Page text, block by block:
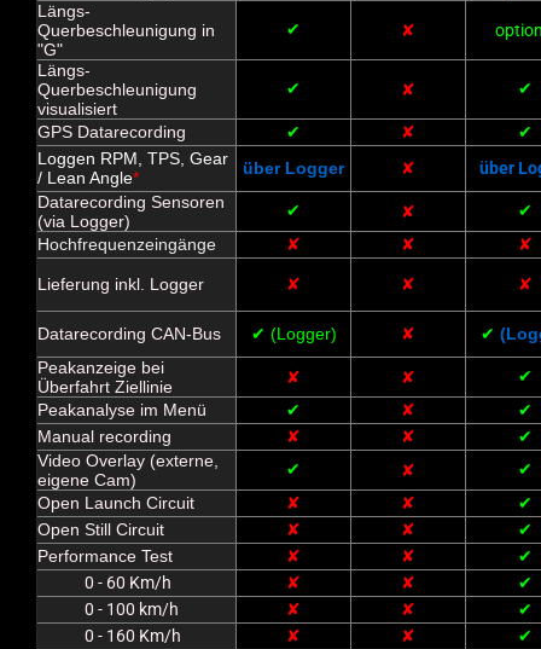
Längs-
Querbeschleunigung in
"G"
✔ ✘
Längs-
Querbeschleunigung
visualisiert
✔ ✘ ✔
GPS Datarecording ✔ ✘
✔
Loggen RPM, TPS, Gear
/ Lean Angle* über Logger ✘
über
Datarecording Sensoren
(via Logger)
✔ ✘
✔
Hochfrequenzeingänge
✘ ✘ ✘
Lieferung inkl. Logger ✘ ✘ ✘
Datarecording CAN-Bus ✔ (Logger) ✘ ✔
Peakanzeige bei
Überfahrt Ziellinie
✘ ✘
✔
Peakanalyse im Menü
✔ ✘
✔
Manual recording
✘ ✘
✔
Video Overlay (externe,
eigene Cam)
✔ ✘
✔
Open Launch Circuit
✘ ✘
✔
Open Still Circuit
✘ ✘
✔
Performance Test
✘ ✘
✔
0 - 60 Km/h
✘ ✘
✔
0 - 100 km/h
✘ ✘
✔
0 - 160 Km/h
✘ ✘
✔